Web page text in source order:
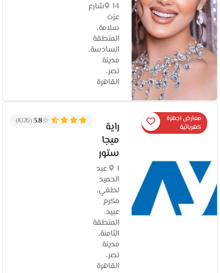
14شارع
عزت
سلامة،
المنطقة
السادسة،
مدينة
نصر،
القاهرة‬
معارض اجهزة
كهربائية
راية
ميجا
ستور
1 عبد
الحميد
لطفي،
مكرم
عبيد،
المنطقة
الثامنة،
مدينة
نصر،
القاهرة‬
3.8
(1026)